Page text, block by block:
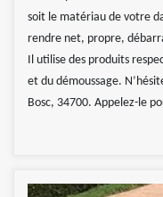
soit le matériau de votre
rendre net, propre,
Il utilise des produits
et du démoussage.
Bosc, 34700. Appelez-le